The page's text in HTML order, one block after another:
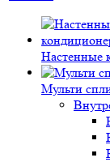
Настенные
Мульти